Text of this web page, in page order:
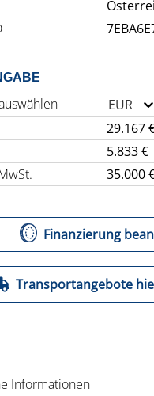
EUR
29.167
5.833 €
35.000
Finanzierung
Transportangebote
Informationen